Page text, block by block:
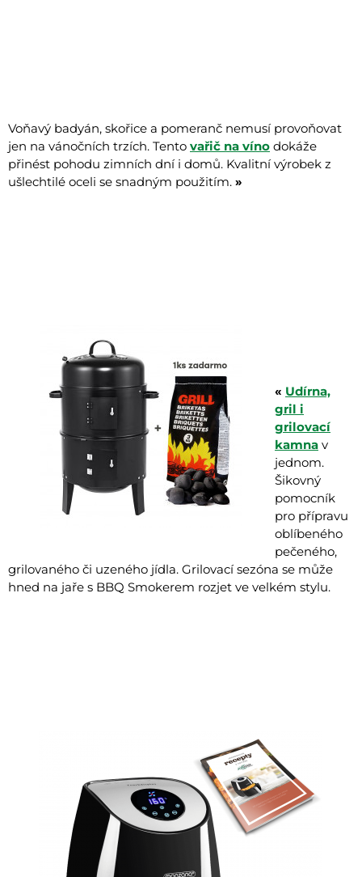
Voňavý badyán, skořice a pomeranč nemusí provoňovat
jen na vánočních trzích. Tento vařič na víno dokáže
přinést pohodu zimních dní i domů. Kvalitní výrobek z
ušlechtilé oceli se snadným použitím. »
« Udírna,
gril i
grilovací
kamna v
jednom.
Šikovný
pomocník
pro přípravu
oblíbeného
pečeného, ​​
grilovaného či uzeného jídla. Grilovací sezóna se může
hned na jaře s BBQ Smokerem rozjet ve velkém stylu.